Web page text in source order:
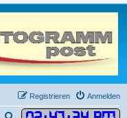
Anmelden
Registrieren